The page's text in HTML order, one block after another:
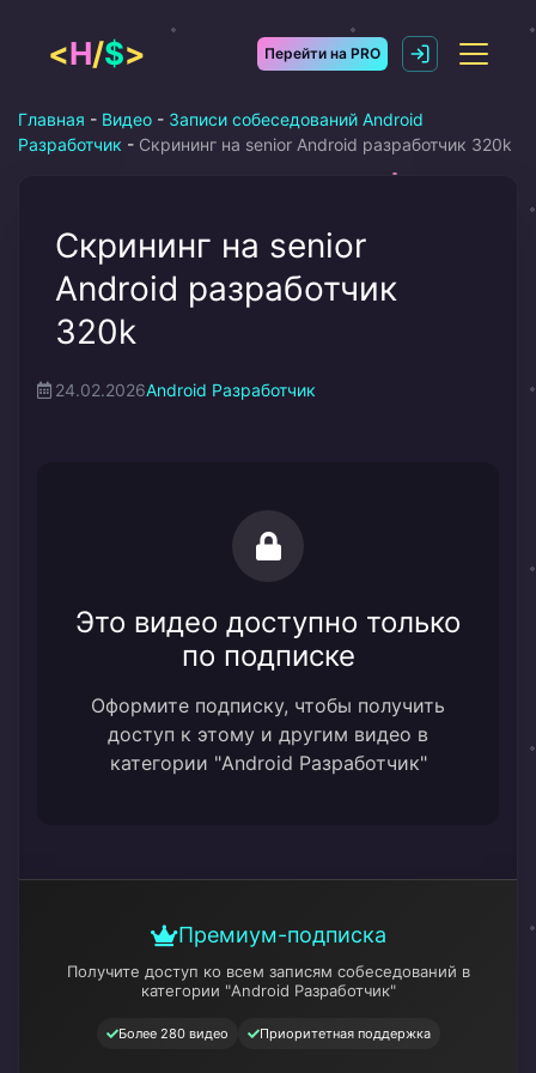
содержимому
<H/$> Перейти на PRO
Главная - Видео - Записи собеседований Android
Разработчик - Скрининг на senior Android разработчик 320k
Скрининг на senior
Android разработчик
320k
24.02.2026Android Разработчик
Это видео доступно только
по подписке
Оформите подписку, чтобы получить
доступ к этому и другим видео в
категории "Android Разработчик"
Премиум-подписка
Получите доступ ко всем записям собеседований в
категории "Android Разработчик"
Более 280 видео Приоритетная поддержка